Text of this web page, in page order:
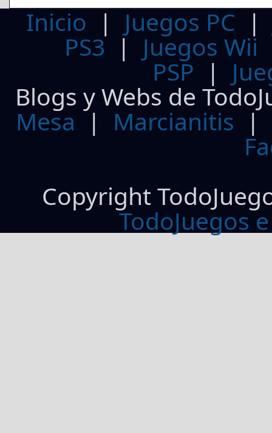
Inicio | Juegos PC
PS3| Juegos Wii
PSP |
Blogs y Webs de
Mesa | Marcianitis |
Copyright
TodoJuegos